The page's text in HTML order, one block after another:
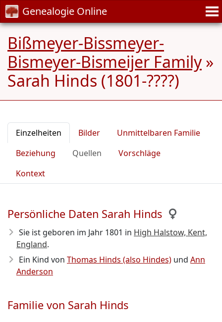
Genealogie Online
Bißmeyer-Bissmeyer-
Bismeyer-Bismeijer Family»
Sarah Hinds (1801-????)
Einzelheiten Bilder
Unmittelbaren Familie
Beziehung
Quellen
Vorschläge
Kontext
Persönliche Daten Sarah Hinds
Sie ist geboren im Jahr 1801 in High Halstow, Kent,
England.
Ein Kind von Thomas Hinds (also Hindes) und Ann
Anderson
Familie von Sarah Hinds